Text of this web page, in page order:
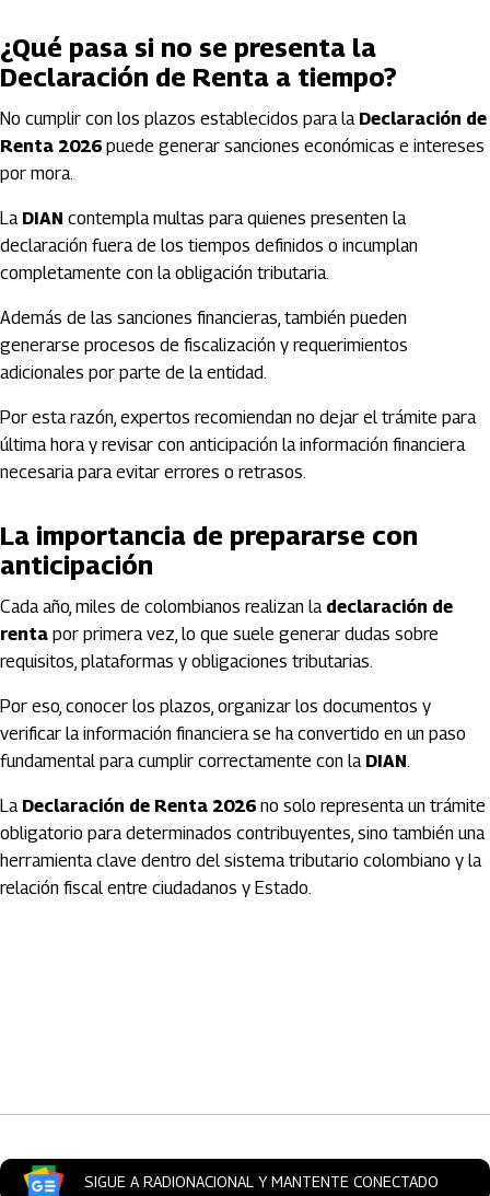
¿Qué pasa si no se presenta la
Declaración de Renta a tiempo?
No cumplir con los plazos establecidos para la Declaración de
Renta 2026 puede generar sanciones económicas e intereses
por mora.
La DIAN contempla multas para quienes presenten la
declaración fuera de los tiempos definidos o incumplan
completamente con la obligación tributaria.
Además de las sanciones financieras, también pueden
generarse procesos de fiscalización y requerimientos
adicionales por parte de la entidad.
Por esta razón, expertos recomiendan no dejar el trámite para
última hora y revisar con anticipación la información financiera
necesaria para evitar errores o retrasos.
La importancia de prepararse con
anticipación
Cada año, miles de colombianos realizan la declaración de
renta por primera vez, lo que suele generar dudas sobre
requisitos, plataformas y obligaciones tributarias.
Por eso, conocer los plazos, organizar los documentos y
verificar la información financiera se ha convertido en un paso
fundamental para cumplir correctamente con la DIAN.
La Declaración de Renta 2026 no solo representa un trámite
obligatorio para determinados contribuyentes, sino también una
herramienta clave dentro del sistema tributario colombiano y la
relación fiscal entre ciudadanos y Estado.
SIGUE A RADIONACIONAL Y MANTENTE CONECTADO